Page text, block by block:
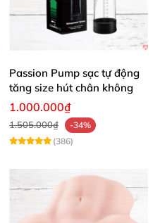
Passion Pump sạc tự động
tăng size hút chân không
1.000.000₫
1.505.000₫
-34%
(386)